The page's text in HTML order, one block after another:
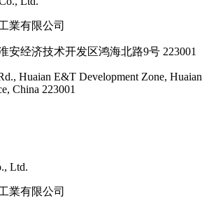
業有限公司
安经济技术开发区鸿海北路9号 223001
Huaian E&T Development Zone, Huaian
China 223001
Ltd.
業有限公司